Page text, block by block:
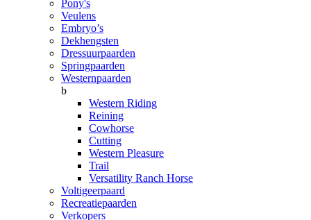
Pony's
Veulens
Embryo’s
Dekhengsten
Dressuurpaarden
Springpaarden
Westernpaarden
b
Western Riding
Reining
Cowhorse
Cutting
Western Pleasure
Trail
Versatility Ranch Horse
Voltigeerpaard
Recreatiepaarden
Verkopers